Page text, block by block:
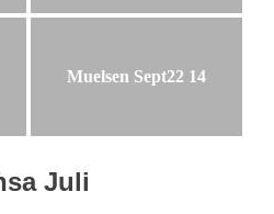
Muelsen Sept22 14
Juli